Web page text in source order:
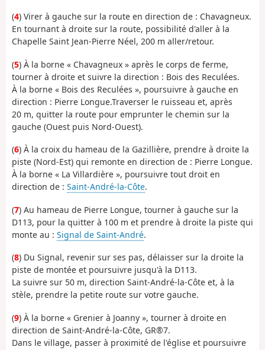
(4) Virer à gauche sur la route en direction de : Chavagneux.
En tournant à droite sur la route, possibilité d'aller à la
Chapelle Saint Jean-Pierre Néel, 200 m aller/retour.
(5) À la borne « Chavagneux » après le corps de ferme,
tourner à droite et suivre la direction : Bois des Reculées.
À la borne « Bois des Reculées », poursuivre à gauche en
direction : Pierre Longue.Traverser le ruisseau et, après
20 m, quitter la route pour emprunter le chemin sur la
gauche (Ouest puis Nord-Ouest).
(6) À la croix du hameau de la Gazillière, prendre à droite la
piste (Nord-Est) qui remonte en direction de : Pierre Longue.
À la borne « La Villardière », poursuivre tout droit en
direction de : Saint-André-la-Côte.
(7) Au hameau de Pierre Longue, tourner à gauche sur la
D113, pour la quitter à 100 m et prendre à droite la piste qui
monte au : Signal de Saint-André.
(8) Du Signal, revenir sur ses pas, délaisser sur la droite la
piste de montée et poursuivre jusqu'à la D113.
La suivre sur 50 m, direction Saint-André-la-Côte et, à la
stèle, prendre la petite route sur votre gauche.
(9) À la borne « Grenier à Joanny », tourner à droite en
direction de Saint-André-la-Côte, GR®7.
Dans le village, passer à proximité de l'église et poursuivre